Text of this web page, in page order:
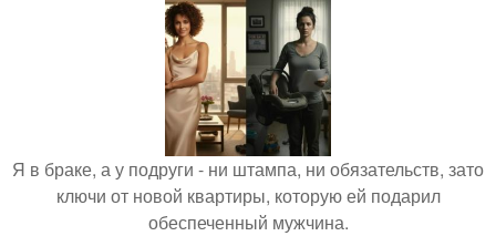
Я в браке, а у подруги - ни штампа, ни обязательств, зато
ключи от новой квартиры, которую ей подарил
обеспеченный мужчина.